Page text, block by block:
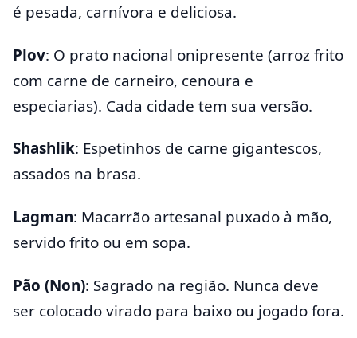
é pesada, carnívora e deliciosa.
Plov: O prato nacional onipresente (arroz frito
com carne de carneiro, cenoura e
especiarias). Cada cidade tem sua versão.
Shashlik: Espetinhos de carne gigantescos,
assados na brasa.
Lagman: Macarrão artesanal puxado à mão,
servido frito ou em sopa.
Pão (Non): Sagrado na região. Nunca deve
ser colocado virado para baixo ou jogado fora.